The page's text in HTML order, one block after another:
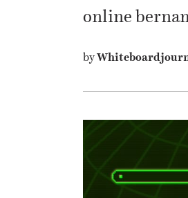
online
by